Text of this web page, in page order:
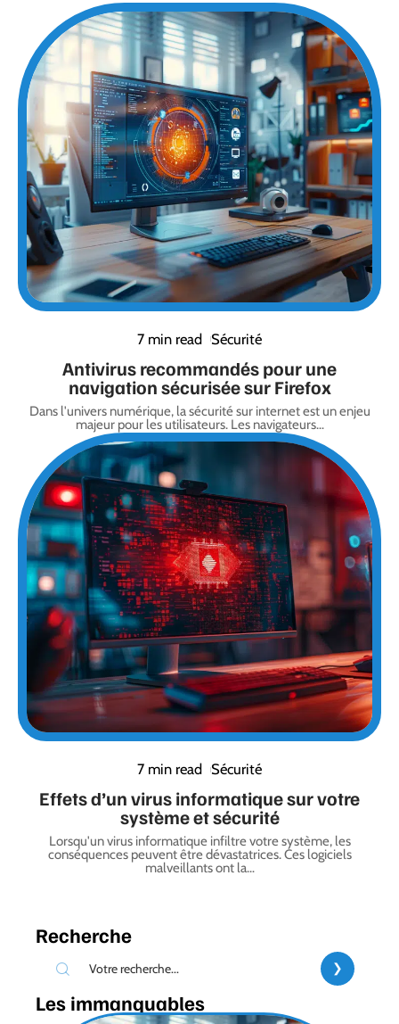
7 min read Sécurité
Antivirus recommandés pour une
navigation sécurisée sur Firefox
Dans l'univers numérique, la sécurité sur internet est un enjeu
majeur pour les utilisateurs. Les navigateurs…
7 min read Sécurité
Effets d’un virus informatique sur votre
système et sécurité
Lorsqu'un virus informatique infiltre votre système, les
conséquences peuvent être dévastatrices. Ces logiciels
malveillants ont la…
Recherche
Les immanquables